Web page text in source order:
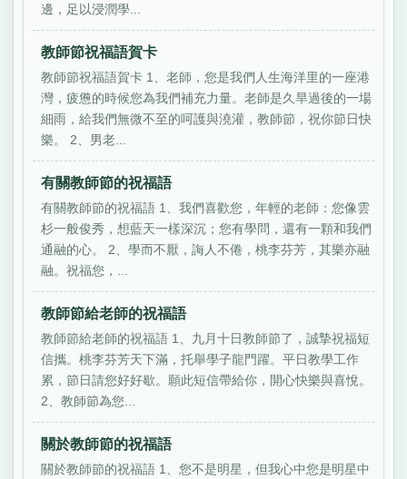
邊，足以浸潤學...
教師節祝福語賀卡
教師節祝福語賀卡 1、老師，您是我們人生海洋里的一座港
灣，疲憊的時候您為我們補充力量。老師是久旱過後的一場
細雨，給我們無微不至的呵護與澆灌，教師節，祝你節日快
樂。 2、男老...
有關教師節的祝福語
有關教師節的祝福語 1、我們喜歡您，年輕的老師：您像雲
杉一般俊秀，想藍天一樣深沉；您有學問，還有一顆和我們
通融的心。 2、學而不厭，誨人不倦，桃李芬芳，其樂亦融
融。祝福您，...
教師節給老師的祝福語
教師節給老師的祝福語 1、九月十日教師節了，誠摯祝福短
信攜。桃李芬芳天下滿，托舉學子龍門躍。平日教學工作
累，節日請您好好歇。願此短信帶給你，開心快樂與喜悅。
2、教師節為您...
關於教師節的祝福語
關於教師節的祝福語 1、您不是明星，但我心中您是明星中